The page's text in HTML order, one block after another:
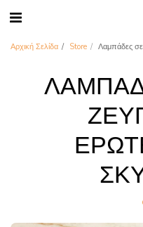
Αρχική Σελίδα Store Λαμπάδες